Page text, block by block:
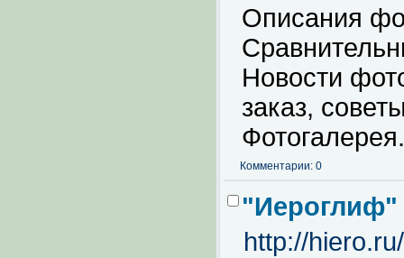
Описания
Новости
заказ,
Фотогалерея.
Комментарии: 0
"Иероглиф"
http://hiero.ru/